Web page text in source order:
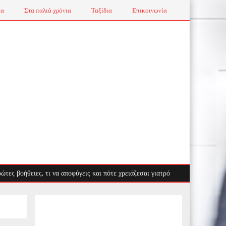
Στα παλιά χρόνια Ταξίδια Επικοινωνία
τι να αποφύγεις και πότε χρειάζεσαι γιατρό Λαγοκέφαλος: Ο